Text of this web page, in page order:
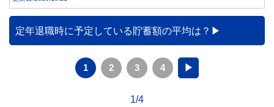
定年退職時に予定している貯蓄額の平均は？
1 2 3 4 ▶
1/4